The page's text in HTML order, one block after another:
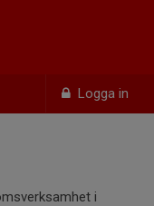
Logga in
i